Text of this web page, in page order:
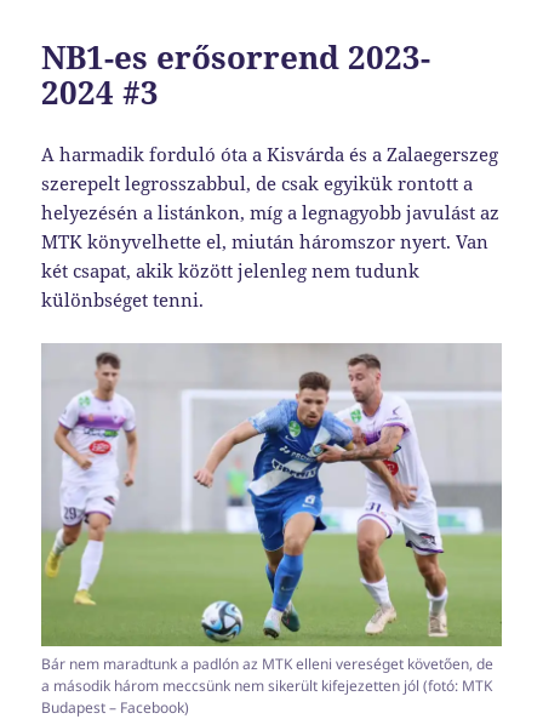
NB1-es erősorrend 2023-
2024 #3
A harmadik forduló óta a Kisvárda és a Zalaegerszeg
szerepelt legrosszabbul, de csak egyikük rontott a
helyezésén a listánkon, míg a legnagyobb javulást az
MTK könyvelhette el, miután háromszor nyert. Van
két csapat, akik között jelenleg nem tudunk
különbséget tenni.
Bár nem maradtunk a padlón az MTK elleni vereséget követően, de
a második három meccsünk nem sikerült kifejezetten jól (fotó: MTK
Budapest – Facebook)